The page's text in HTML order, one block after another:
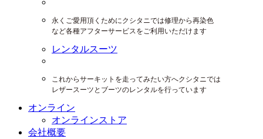
永くご愛用頂くためにクシタニでは修理から再染色
など各種アフターサービスをご利用いただけます
レンタルスーツ
これからサーキットを走ってみたい方へクシタニでは
レザースーツとブーツのレンタルを行っています
オンライン
オンラインストア
会社概要